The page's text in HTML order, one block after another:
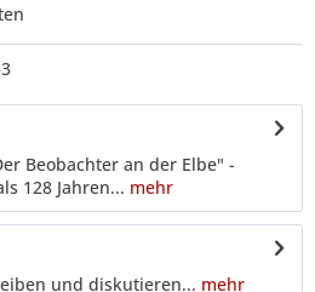
Beobachter an der Elbe" -
128 Jahren... mehr
und diskutieren... mehr